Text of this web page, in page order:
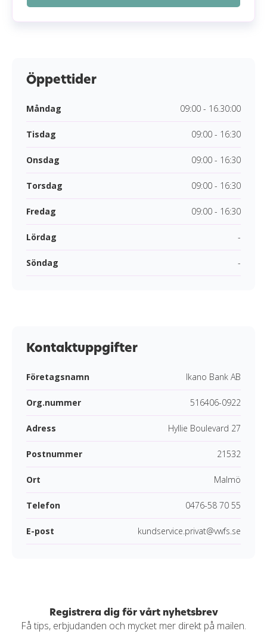
Öppettider
Måndag 09:00 - 16.30:00
Tisdag 09:00 - 16:30
Onsdag 09:00 - 16:30
Torsdag 09:00 - 16:30
Fredag 09:00 - 16:30
Lördag -
Söndag -
Kontaktuppgifter
Företagsnamn Ikano Bank AB
Org.nummer 516406-0922
Adress Hyllie Boulevard 27
Postnummer 21532
Ort Malmö
Telefon 0476-58 70 55
E-post kundservice.privat@vwfs.se
Registrera dig för vårt nyhetsbrev
Få tips, erbjudanden och mycket mer direkt på mailen.